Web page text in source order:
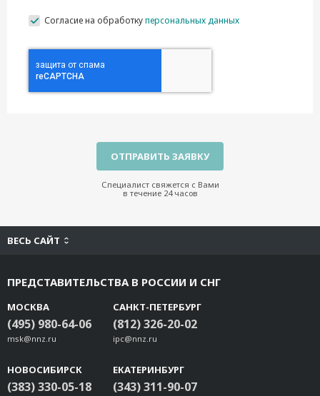
Согласие на обработкуперсональных данных
Специалист свяжется с Вами
в течение 24 часов
ВЕСЬ САЙТ
ПРЕДСТАВИТЕЛЬСТВА В РОССИИ И СНГ
МОСКВА
(495) 980-64-06
msk@nnz.ru
САНКТ-ПЕТЕРБУРГ
(812) 326-20-02
ipc@nnz.ru
НОВОСИБИРСК
(383) 330-05-18
ЕКАТЕРИНБУРГ
(343) 311-90-07